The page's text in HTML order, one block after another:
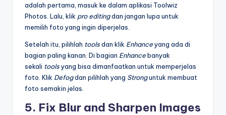
adalah pertama, masuk ke dalam aplikasi Toolwiz
Photos. Lalu, klik pro editingdan jangan lupa untuk
memilih foto yang ingin diperjelas.
Setelah itu, pilihlah toolsdan klik Enhanceyang ada di
bagian paling kanan. Di bagian Enhancebanyak
sekali toolsyang bisa dimanfaatkan untuk memperjelas
foto. Klik Defogdan pilihlah yang Stronguntuk membuat
foto semakin jelas.
5. Fix Blur and Sharpen Images